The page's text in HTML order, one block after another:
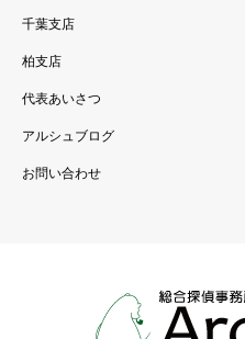
千葉支店
柏支店
代表あいさつ
アルシュブログ
お問い合わせ